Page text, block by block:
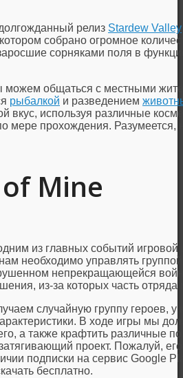
релиз Stardew Valley
собрано огромное
сорняками поля в
можем общаться с местными
рыбалкой и разведением
вкус, используя различные
мере прохождения. Разумеется,
Mine
из главных событий игровой
необходимо управлять
непрекращающейся
из-за которых часть
случайную группу героев, у
В ходе игры мы
а также крафтить различные
проект. Пожалуй,
подписки на сервис Google
бесплатно.